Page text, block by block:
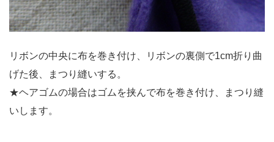
リボンの中央に布を巻き付け、リボンの裏側で1cm折り曲
げた後、まつり縫いする。
★ヘアゴムの場合はゴムを挟んで布を巻き付け、まつり縫
いします。